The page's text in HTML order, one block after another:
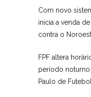
Com novo
inicia a venda
contra o
FPF altera
período noturno
Paulo de